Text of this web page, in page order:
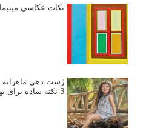
نکات عکاسی
ژست دهی ماهرانه
3 نکته ساده برای بهبود عکاسی پرتره